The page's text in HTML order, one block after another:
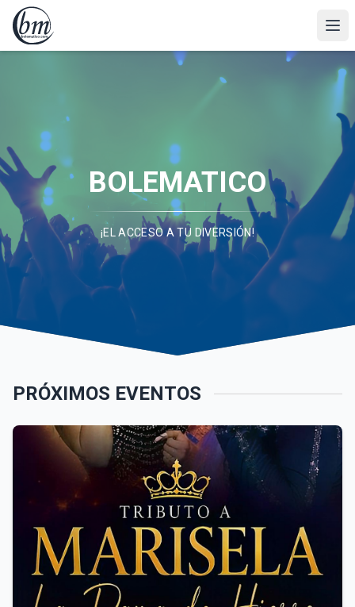
BOLEMATICO
¡EL ACCESO A TU DIVERSIÓN!
PRÓXIMOS EVENTOS